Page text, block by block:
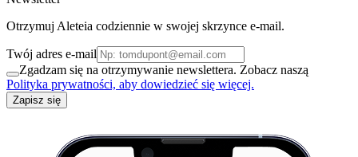
Otrzymuj Aleteia codziennie w swojej skrzynce e-mail.
Twój adres e-mail
Zgadzam się na otrzymywanie newslettera. Zobacz naszą
Polityka prywatności, aby dowiedzieć się więcej.
Zapisz się